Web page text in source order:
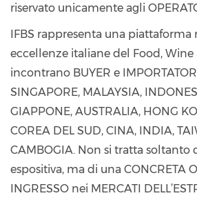
riservato unicamente agli
IFBS rappresenta una piattaforma
eccellenze italiane del Food, Wine
incontrano BUYER e
SINGAPORE, MALAYSIA,
GIAPPONE, AUSTRALIA, HONG
COREA DEL SUD, CINA, INDIA,
CAMBOGIA. Non si tratta soltanto
espositiva, ma di una CONCRETA
INGRESSO nei MERCATI